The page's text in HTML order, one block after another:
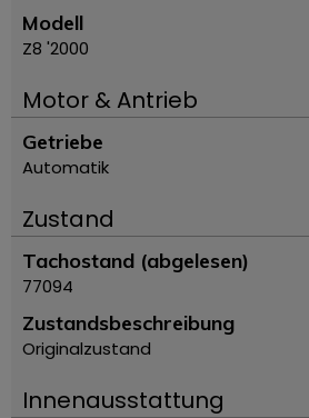
Modell
Z8 '2000
Motor & Antrieb
Getriebe
Automatik
Zustand
Tachostand (abgelesen)
77094
Zustandsbeschreibung
Originalzustand
Innenausstattung